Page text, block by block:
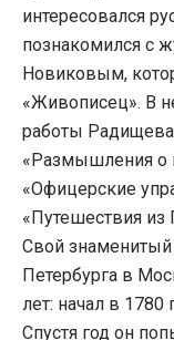
интересовался
познакомился с
Новиковым,
«Живописец». В
работы
«Размышления о
«Офицерские
«Путешествия из
Свой
Петербурга в
лет: начал в 1780
Спустя год он